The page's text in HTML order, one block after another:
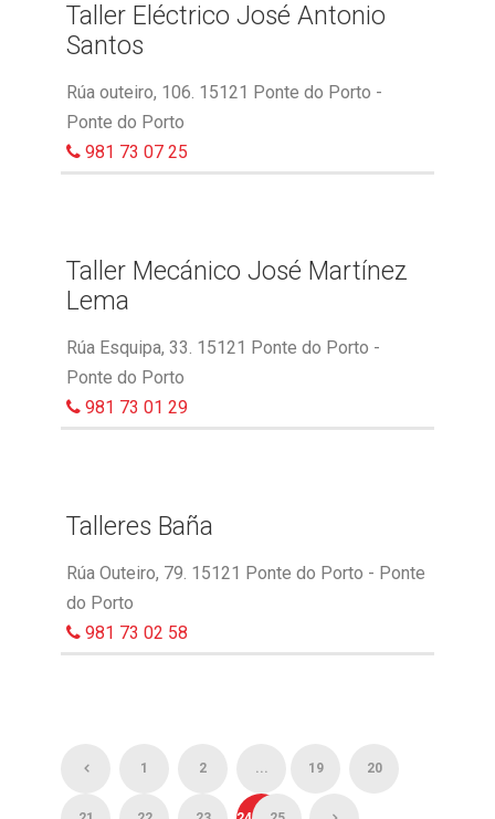
Taller Eléctrico José Antonio
Santos
Rúa outeiro, 106. 15121 Ponte do Porto -
Ponte do Porto
981 73 07 25
Taller Mecánico José Martínez
Lema
Rúa Esquipa, 33. 15121 Ponte do Porto -
Ponte do Porto
981 73 01 29
Talleres Baña
Rúa Outeiro, 79. 15121 Ponte do Porto - Ponte
do Porto
981 73 02 58
1 2 ... 19 20